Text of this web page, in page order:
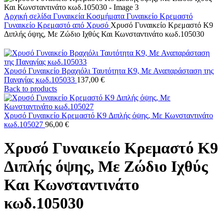
Αρχική σελίδα Γυναικεία Κοσμήματα Γυναικείο Κρεμαστό
Γυναικείο Κρεμαστό από Χρυσό Χρυσό Γυναικείο Κρεμαστό K9
Διπλής όψης, Με Ζώδιο Ιχθύς Και Κωνσταντινάτο κωδ.105030
Χρυσό Γυναικείο Βραχιόλι Ταυτότητα Κ9, Με Αναπαράσταση της
Παναγίας κωδ.105033 137,00 €
Back to products
Χρυσό Γυναικείο Κρεμαστό K9 Διπλής όψης, Με Κωνσταντινάτο
κωδ.105027 96,00 €
Χρυσό Γυναικείο Κρεμαστό K9
Διπλής όψης, Με Ζώδιο Ιχθύς
Και Κωνσταντινάτο
κωδ.105030